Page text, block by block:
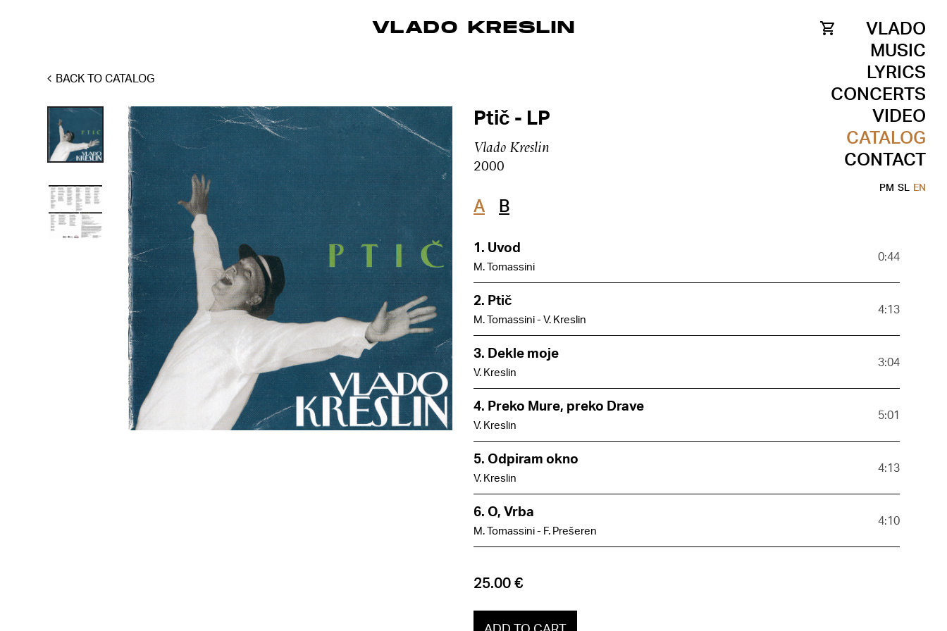
VLADO KRESLIN
VLADO
MUSIC
LYRICS
CONCERTS
VIDEO
CATALOG
CONTACT
PM SL EN
BACK TO CATALOG
Ptič - LP
Vlado Kreslin
2000
A B
1. Uvod
M. Tomassini
0:44
2. Ptič
M. Tomassini - V. Kreslin
4:13
3. Dekle moje
V. Kreslin
3:04
4. Preko Mure, preko Drave
V. Kreslin
5:01
5. Odpiram okno
V. Kreslin
4:13
6. O, Vrba
M. Tomassini - F. Prešeren
4:10
25.00 €